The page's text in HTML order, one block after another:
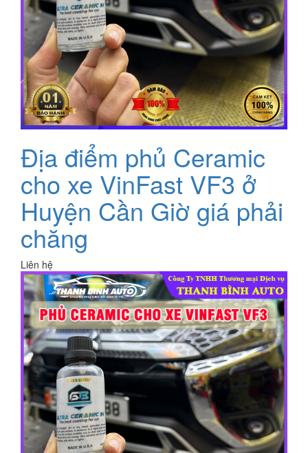
Địa điểm phủ Ceramic
cho xe VinFast VF3 ở
Huyện Cần Giờ giá phải
chăng
Liên hệ